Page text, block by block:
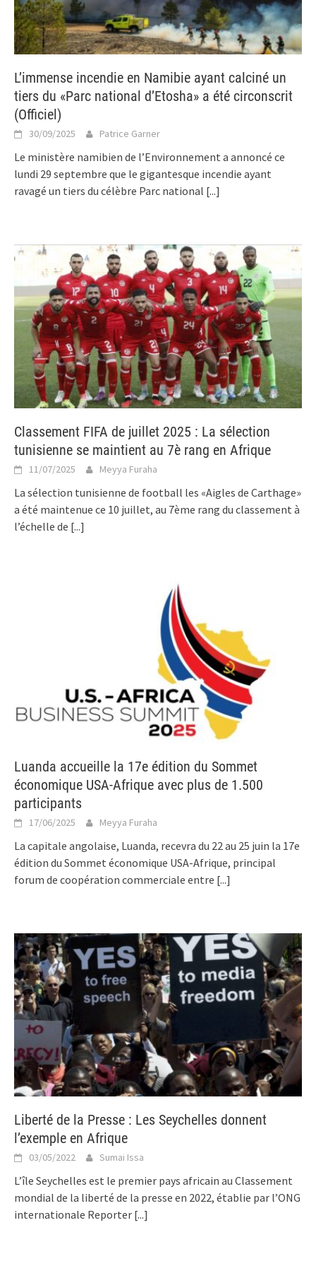
L’immense incendie en Namibie ayant calciné un
tiers du «Parc national d’Etosha» a été circonscrit
(Officiel)
30/09/2025 Patrice Garner
Le ministère namibien de l’Environnement a annoncé ce
lundi 29 septembre que le gigantesque incendie ayant
ravagé un tiers du célèbre Parc national [...]
Classement FIFA de juillet 2025 : La sélection
tunisienne se maintient au 7è rang en Afrique
11/07/2025 Meyya Furaha
La sélection tunisienne de football les «Aigles de Carthage»
a été maintenue ce 10 juillet, au 7ème rang du classement à
l’échelle de [...]
Luanda accueille la 17e édition du Sommet
économique USA-Afrique avec plus de 1.500
participants
17/06/2025 Meyya Furaha
La capitale angolaise, Luanda, recevra du 22 au 25 juin la 17e
édition du Sommet économique USA-Afrique, principal
forum de coopération commerciale entre [...]
Liberté de la Presse : Les Seychelles donnent
l’exemple en Afrique
03/05/2022 Sumai Issa
L’île Seychelles est le premier pays africain au Classement
mondial de la liberté de la presse en 2022, établie par l’ONG
internationale Reporter [...]